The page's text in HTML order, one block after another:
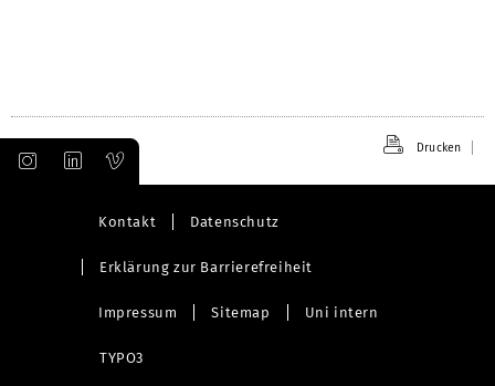
Drucken
Kontakt Datenschutz
Erklärung zur Barrierefreiheit
Impressum Sitemap Uni intern
TYPO3